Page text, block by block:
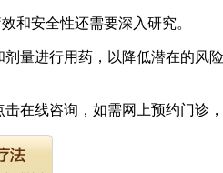
和安全性还需要深入研究。
量进行用药，以降低潜在的风
在线咨询，如需网上预约门诊